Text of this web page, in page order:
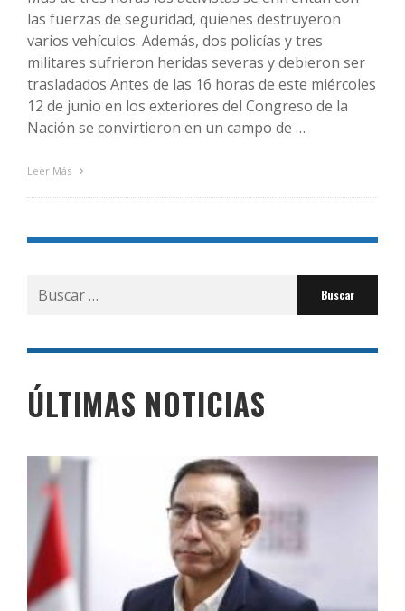
las fuerzas de seguridad, quienes destruyeron
varios vehículos. Además, dos policías y tres
militares sufrieron heridas severas y debieron ser
trasladados Antes de las 16 horas de este miércoles
12 de junio en los exteriores del Congreso de la
Nación se convirtieron en un campo de …
Leer Más
Buscar
por:
ÚLTIMAS NOTICIAS